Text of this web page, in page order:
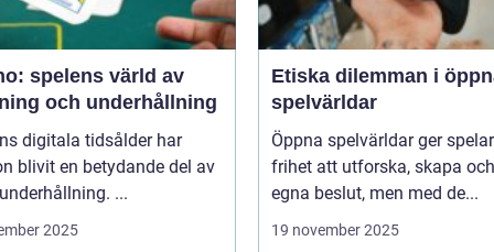
spelens värld av
och underhållning
digitala tidsålder har
blivit en betydande del av
...
2025
Etiska dilemman i
spelvärldar
Öppna spelvärldar ger
frihet att utforska, skapa
egna beslut, men med de...
19 november 2025